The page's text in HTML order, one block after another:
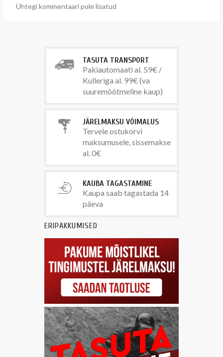
Ühtegi kommentaari pole lisatud
TASUTA TRANSPORT
Pakiautomaati al. 59€ /
Kulleriga al. 99€ (va
suuremõõtmeline kaup)
JÄRELMAKSU VÕIMALUS
Tervele ostukorvi
maksumusele, sissemakse
al. 0€
KAUBA TAGASTAMINE
Kaupa saab tagastada 14
päeva
ERIPAKKUMISED